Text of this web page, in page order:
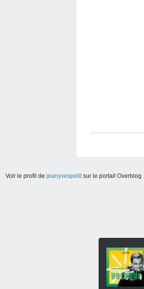
Voir le profil de jeanyvespetitsur le portail Overblog